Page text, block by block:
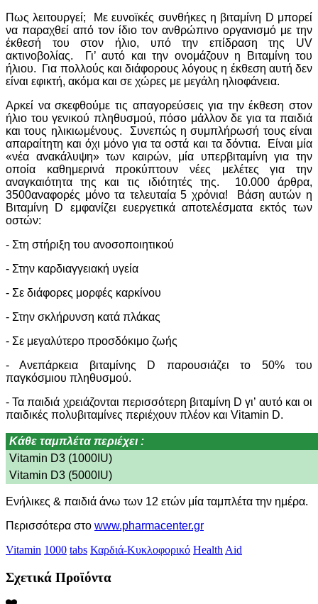
Πως λειτουργεί; Με ευνοϊκές συνθήκες η βιταμίνη D μπορεί
να παραχθεί από τον ίδιο τον ανθρώπινο οργανισμό με την
έκθεσή του στον ήλιο, υπό την επίδραση της UV
ακτινοβολίας. Γι’ αυτό και την ονομάζουν η Βιταμίνη του
ήλιου. Για πολλούς και διάφορους λόγους η έκθεση αυτή δεν
είναι εφικτή, ακόμα και σε χώρες με μεγάλη ηλιοφάνεια.
Αρκεί να σκεφθούμε τις απαγορεύσεις για την έκθεση στον
ήλιο του γενικού πληθυσμού, πόσο μάλλον δε για τα παιδιά
και τους ηλικιωμένους. Συνεπώς η συμπλήρωσή τους είναι
απαραίτητη και όχι μόνο για τα οστά και τα δόντια. Είναι μία
«νέα ανακάλυψη» των καιρών, μία υπερβιταμίνη για την
οποία καθημερινά προκύπτουν νέες μελέτες για την
αναγκαιότητα της και τις ιδιότητές της. 10.000 άρθρα,
3500αναφορές μόνο τα τελευταία 5 χρόνια! Βάση αυτών η
Βιταμίνη D εμφανίζει ευεργετικά αποτελέσματα εκτός των
οστών:
- Στη στήριξη του ανοσοποιητικού
- Στην καρδιαγγειακή υγεία
- Σε διάφορες μορφές καρκίνου
- Στην σκλήρυνση κατά πλάκας
- Σε μεγαλύτερο προσδόκιμο ζωής
- Ανεπάρκεια βιταμίνης D παρουσιάζει το 50% του
παγκόσμιου πληθυσμού.
- Τα παιδιά χρειάζονται περισσότερη βιταμίνη D γι’ αυτό και οι
παιδικές πολυβιταμίνες περιέχουν πλέον και Vitamin D.
Κάθε ταμπλέτα περιέχει :
Vitamin D3 (1000IU)
Vitamin D3 (5000IU)
Ενήλικες & παιδιά άνω των 12 ετών μία ταμπλέτα την ημέρα.
Περισσότερα στο www.pharmacenter.gr
Vitamin 1000 tabs Καρδιά-Κυκλοφορικό Health Aid
Σχετικά Προϊόντα